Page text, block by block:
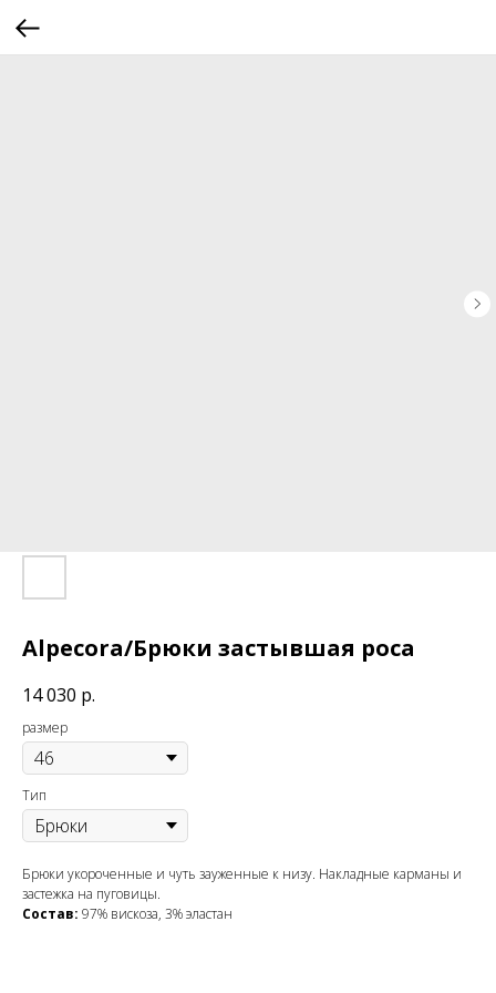
Alpecora/Брюки застывшая роса
14 030 р.
размер
Тип
Брюки укороченные и чуть зауженные к низу. Накладные карманы и
застежка на пуговицы.
Состав: 97% вискоза, 3% эластан